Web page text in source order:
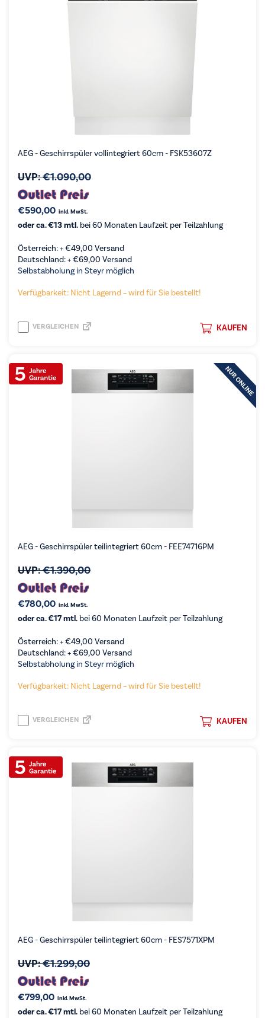
AEG - Geschirrspüler vollintegriert 60cm - FSK53607Z
UVP:€1.090,00
€590,00 inkl. MwSt.
oder ca. €13 mtl. bei 60 Monaten Laufzeit per Teilzahlung
Österreich: +€49,00 Versand
Deutschland: +€69,00 Versand
Selbstabholung in Steyr möglich
Verfügbarkeit: Nicht Lagernd – wird für Sie bestellt!
KAUFEN
VERGLEICHEN
AEG - Geschirrspüler teilintegriert 60cm - FEE74716PM
UVP:€1.390,00
€780,00 inkl. MwSt.
oder ca. €17 mtl. bei 60 Monaten Laufzeit per Teilzahlung
Österreich: +€49,00 Versand
Deutschland: +€69,00 Versand
Selbstabholung in Steyr möglich
Verfügbarkeit: Nicht Lagernd – wird für Sie bestellt!
KAUFEN
VERGLEICHEN
AEG - Geschirrspüler teilintegriert 60cm - FES7571XPM
UVP:€1.299,00
€799,00 inkl. MwSt.
oder ca. €17 mtl. bei 60 Monaten Laufzeit per Teilzahlung